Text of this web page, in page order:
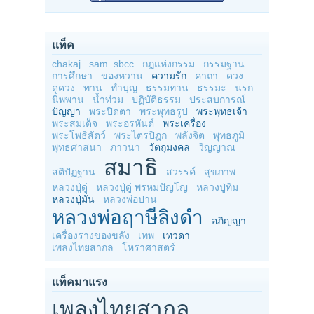
แท็ค
chakaj sam_sbcc กฎแห่งกรรม
กรรมฐาน
การศึกษา
ของหวาน ความรัก คาถา
ดวง
ดูดวง
ทาน ทำบุญ ธรรมทาน ธรรมะ
นรก
นิพพาน
น้ำท่วม ปฏิบัติธรรม
ประสบการณ์
ปัญญา
พระปิดตา พระพุทธรูป
พระพุทธเจ้า
พระสมเด็จ
พระอรหันต์
พระเครื่อง
พระโพธิสัตว์
พระไตรปิฎก พลังจิต
พุทธภูมิ
พุทธศาสนา
ภาวนา วัตถุมงคล วิญญาณ
สติปัฏฐาน สมาธิ สวรรค์
สุขภาพ
หลวงปู่ดู่
หลวงปู่ดู่ พรหมปัญโญ
หลวงปู่ทิม
หลวงปู่มั่น
หลวงพ่อปาน
หลวงพ่อฤาษีลิงดำ
อภิญญา
เครื่องรางของขลัง
เทพ
เทวดา
เพลงไทยสากล
โหราศาสตร์
แท็คมาแรง